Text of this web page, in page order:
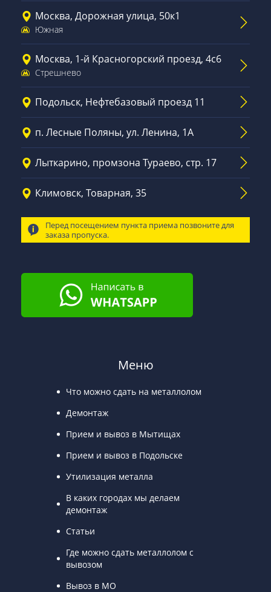
Москва, Дорожная улица, 50к1
Южная
Москва, 1-й Красногорский проезд, 4с6
Стрешнево
Подольск, Нефтебазовый проезд 11
п. Лесные Поляны, ул. Ленина, 1А
Лыткарино, промзона Тураево, стр. 17
Климовск, Товарная, 35
Перед посещением пункта приема позвоните для
заказа пропуска.
Меню
Что можно сдать на металлолом
Демонтаж
Прием и вывоз в Мытищах
Прием и вывоз в Подольске
Утилизация металла
В каких городах мы делаем
демонтаж
Статьи
Где можно сдать металлолом с
вывозом
Вывоз в МО